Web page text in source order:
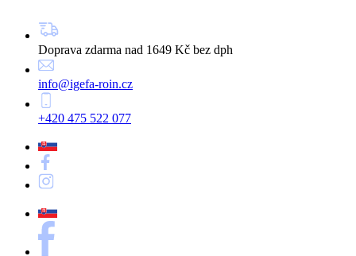
Doprava zdarma nad 1649 Kč bez dph
info@igefa-roin.cz
+420 475 522 077